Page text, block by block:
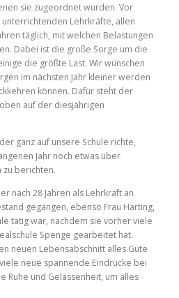
sie zugeordnet wurden. Vor
Lehrkräfte, allen
täglich, mit welchen Belastungen
Dabei ist die große Sorge um die
die größte Last. Wir wünschen
im nächsten Jahr kleiner werden
können. Dafür steht der
auf der diesjährigen
ganz auf unsere Schule richte,
Jahr noch etwas über
berichten.
nach 28 Jahren als Lehrkraft an
gegangen, ebenso Frau Harting,
tätig war, nachdem sie vorher viele
Spenge gearbeitet hat.
neuen Lebensabschnitt alles Gute
neue spannende Eindrücke bei
Ruhe und Gelassenheit, um alles